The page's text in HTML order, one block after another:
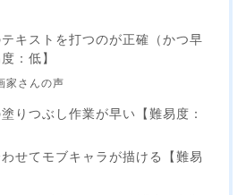
キストを打つのが正確（かつ早
：低】
家さんの声
りつぶし作業が早い【難易度：
せてモブキャラが描ける【難易